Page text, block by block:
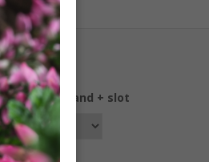
= armband + slot